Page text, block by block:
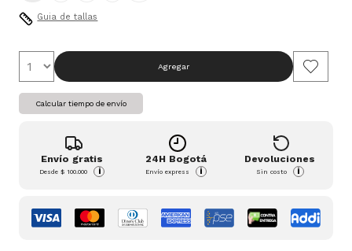
Guia de tallas
Agregar
Calcular tiempo de envío
Envío gratis
Desde$ 100.000 i
24H Bogotá
Envío express i
Devoluciones
Sin costo i